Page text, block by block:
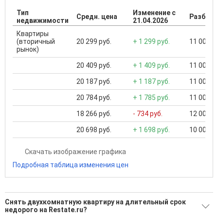
Тип
недвижимости
Средн. цена
Изменение с
21.04.2026
Квартиры
(вторичный
рынок)
20 299 руб. + 1 299 руб. 11 000
20 409 руб. + 1 409 руб. 11 000
20 187 руб. + 1 187 руб. 11 000
20 784 руб. + 1 785 руб. 11 000
18 266 руб. - 734 руб. 12 000
20 698 руб. + 1 698 руб. 10 000
Скачать изображение графика
Подробная таблица изменения цен
Снять двухкомнатную квартиру на длительный срок
недорого на Restate.ru?